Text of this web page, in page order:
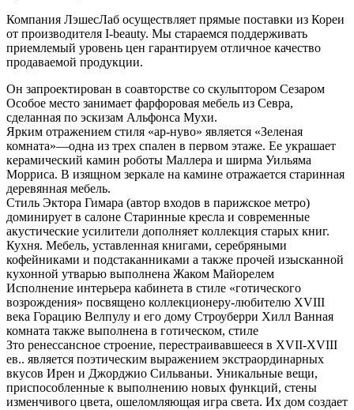
Компания ЛэшесЛаб осуществляет прямые поставки из Кореи
от производителя I-beauty. Мы стараемся поддерживать
приемлемый уровень цен гарантируем отличное качество
продаваемой продукции.
Он запроектирован в соавторстве со скульптором Сезаром
Особое место занимает фарфоровая мебель из Севра,
сделанная по эскизам Альфонса Мухи.
Ярким отражением стиля «ар-нуво» является «Зеленая
комната»—одна из трех спален в первом этаже. Ее украшает
керамический камин роботы Маллера и ширма Уильяма
Морриса. В изящном зеркале на камине отражается старинная
деревянная мебель.
Стиль Эктора Гимара (автор входов в парижское метро)
доминирует в салоне Старинные кресла и современные
акустические усилители дополняет коллекция старых книг.
Кухня. Мебель, уставленная книгами, серебряными
кофейниками и подстаканниками а также прочей изысканной
кухонной утварью выполнена Жаком Майорелем
Исполнение интерьера кабинета в стиле «готического
возрождения» посвящено коллекционеру-любителю XVIII
века Горацию Велпулу и его дому Строуберри Хилл Ванная
комната также выполнена в готическом, стиле
Зто ренессансное строение, перестраивавшееся в XVII-XVIII
ев.. является поэтическим выражением экстраординарных
вкусов Ирен и Джорджио Сильваньи. Уникальные вещи,
приспособленные к выполнению новых функций, стены
изменчивого цвета, ошеломляющая игра света. Их дом создает